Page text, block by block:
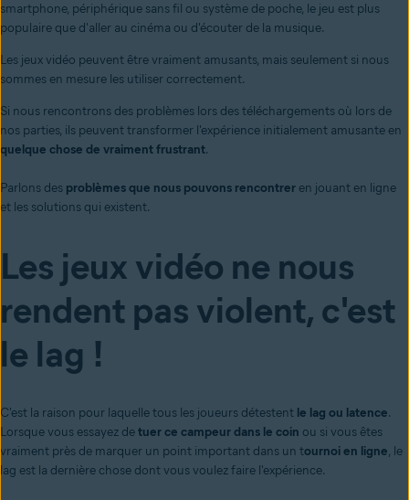
smartphone, périphérique sans fil ou système de poche, le jeu est plus
populaire que d'aller au cinéma ou d'écouter de la musique.
Les jeux vidéo peuvent être vraiment amusants, mais seulement si nous
sommes en mesure les utiliser correctement.
Si nous rencontrons des problèmes lors des téléchargements où lors de
nos parties, ils peuvent transformer l'expérience initialement amusante en
quelque chose de vraiment frustrant.
Parlons des problèmes que nous pouvons rencontrer en jouant en ligne
et les solutions qui existent.
Les jeux vidéo ne nous
rendent pas violent, c'est
le lag !
C'est la raison pour laquelle tous les joueurs détestent le lag ou latence.
Lorsque vous essayez detuer ce campeur dans le coin ou si vous êtes
vraiment près de marquer un point important dans un tournoi en ligne, le
lag est la dernière chose dont vous voulez faire l'expérience.